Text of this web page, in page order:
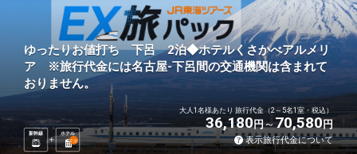
ゆったりお値打ち 下呂 2泊◆ホテルくさかべアルメリ
ア ※旅行代金には名古屋-下呂間の交通機関は含まれて
おりません。
新幹線
ホテル
2泊
大人1名様あたり 旅行代金（2～5名1室・税込）
36,180円 70,580円
表示旅行代金について